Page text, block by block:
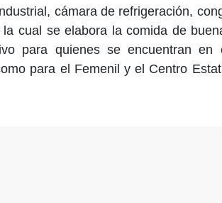
cámara de refrigeración,
cual se elabora la comida de
para quienes se encuentran en
para el Femenil y el Centro